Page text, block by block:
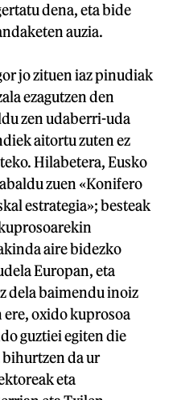
dena, eta bide
auzia.
jo zituen iaz pinudiak
ezagutzen den
zen udaberri-uda
aitortu zuten ez
Hilabetera, Eusko
zuen «Konifero
estrategia»; besteak
aire bidezko
Europan, eta
dela baimendu inoiz
oxido kuprosoa
guztiei egiten die
da ur
eta